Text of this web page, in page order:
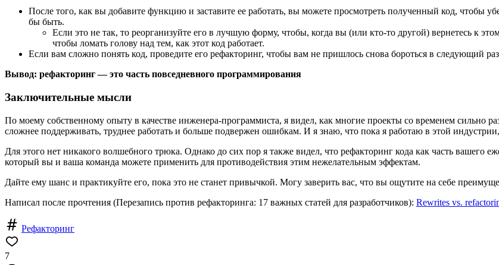
После того, как вы добавите функцию и заставите ее работать, вы можете просмотреть полученный код, чтобы
бы быть.
Если это не так, то реорганизуйте его в лучшую форму, чтобы, когда вы (или кто-то другой) вернетесь к
чтобы ломать голову над тем, как этот код работает.
Если вам сложно понять код, проведите его рефакторинг, чтобы вам не пришлось снова бороться в следующий
Вывод: рефакторинг — это часть повседневного программирования
Заключительные мысли
По моему собственному опыту в качестве инженера-программиста, я видел, как многие проекты со временем сильно
сложнее поддерживать, труднее работать и больше подвержен ошибкам. И я знаю, что пока я работаю в этой индустрии,
Для этого нет никакого волшебного трюка. Однако до сих пор я также видел, что рефакторинг кода как часть вашего
который вы и ваша команда можете применить для противодействия этим нежелательным эффектам.
Дайте ему шанс и практикуйте его, пока это не станет привычкой. Могу заверить вас, что вы ощутите на себе
Написал после прочтения (Перезапись против рефакторинга: 17 важных статей для разработчиков): Rewrites vs.
Рефакторинг
7